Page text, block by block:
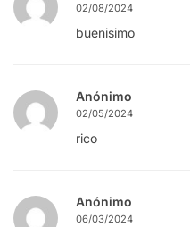
02/08/2024
buenisimo
Anónimo
02/05/2024
rico
Anónimo
06/03/2024